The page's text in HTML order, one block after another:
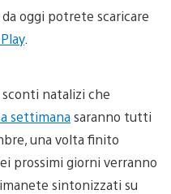
oggi potrete scaricare
.
natalizi che
settimanasaranno tutti
una volta finito
prossimi giorni verranno
sintonizzati su